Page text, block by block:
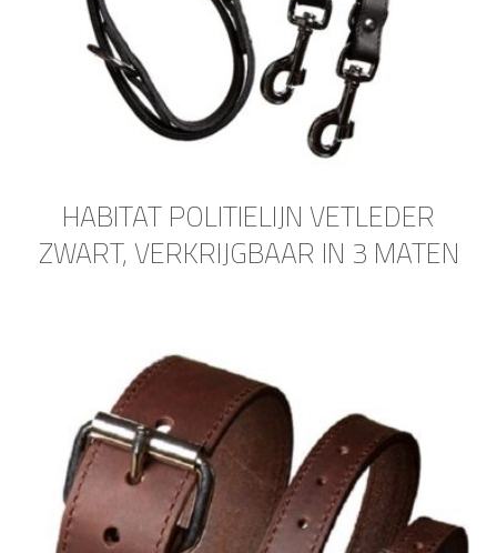
HABITAT POLITIELIJN VETLEDER
ZWART, VERKRIJGBAAR IN 3 MATEN